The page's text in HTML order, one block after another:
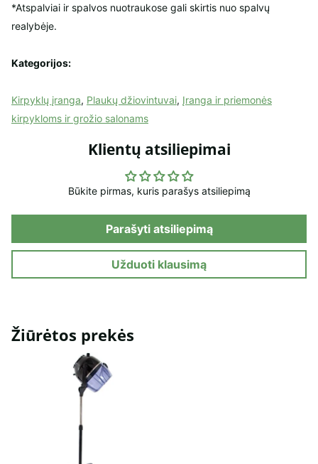
*Atspalviai ir spalvos nuotraukose gali skirtis nuo spalvų
realybėje.
Kategorijos:
Kirpyklų įranga, Plaukų džiovintuvai, Įranga ir priemonės
kirpykloms ir grožio salonams
Klientų atsiliepimai
Būkite pirmas, kuris parašys atsiliepimą
Parašyti atsiliepimą
Užduoti klausimą
Žiūrėtos prekės